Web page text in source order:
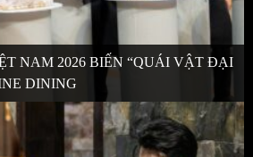
NAM 2026 BIẾN “QUÁI VẬT ĐẠI
DINING